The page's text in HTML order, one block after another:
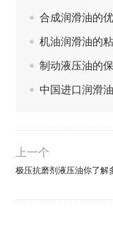
合成润滑油的优
机油润滑油的
制动液压油的
中国进口润滑
上一个
极压抗磨剂液压油你了解